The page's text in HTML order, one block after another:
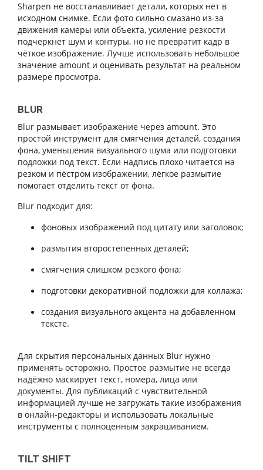
Sharpen не восстанавливает детали, которых нет в
исходном снимке. Если фото сильно смазано из-за
движения камеры или объекта, усиление резкости
подчеркнёт шум и контуры, но не превратит кадр в
чёткое изображение. Лучше использовать небольшое
значение amount и оценивать результат на реальном
размере просмотра.
BLUR
Blur размывает изображение через amount. Это
простой инструмент для смягчения деталей, создания
фона, уменьшения визуального шума или подготовки
подложки под текст. Если надпись плохо читается на
резком и пёстром изображении, лёгкое размытие
помогает отделить текст от фона.
Blur подходит для:
фоновых изображений под цитату или заголовок;
размытия второстепенных деталей;
смягчения слишком резкого фона;
подготовки декоративной подложки для коллажа;
создания визуального акцента на добавленном
тексте.
Для скрытия персональных данных Blur нужно
применять осторожно. Простое размытие не всегда
надёжно маскирует текст, номера, лица или
документы. Для публикаций с чувствительной
информацией лучше не загружать такие изображения
в онлайн-редакторы и использовать локальные
инструменты с полноценным закрашиванием.
TILT SHIFT